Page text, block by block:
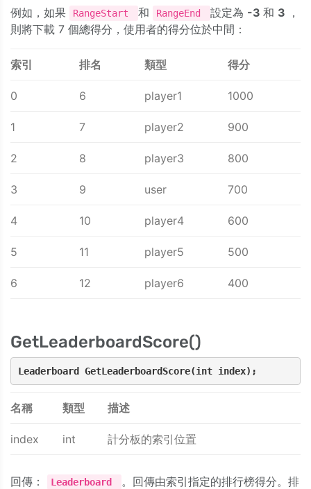
例如，如果 RangeStart 和 RangeEnd 設定為 -3 和 3 ，
則將下載 7 個總得分，使用者的得分位於中間：
索引 排名 類型 得分
0 6 player1 1000
1 7 player2 900
2 8 player3 800
3 9 user 700
4 10 player4 600
5 11 player5 500
6 12 player6 400
GetLeaderboardScore()
Leaderboard GetLeaderboardScore(int index);
名稱 類型 描述
index int 計分板的索引位置
回傳： Leaderboard
。回傳由索引指定的排行榜得分。排